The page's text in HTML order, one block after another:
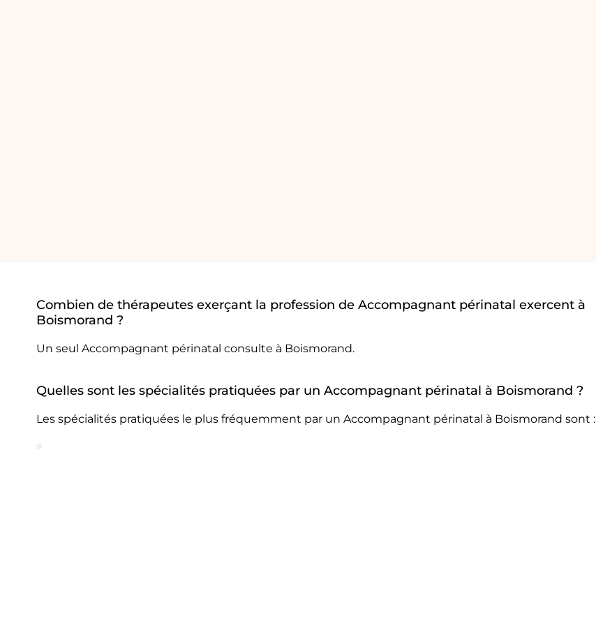
Combien de thérapeutes exerçant la profession de Accompagnant périnatal exercent à
Boismorand ?
Un seul Accompagnant périnatal consulte à Boismorand.
Quelles sont les spécialités pratiquées par un Accompagnant périnatal à Boismorand ?
Les spécialités pratiquées le plus fréquemment par un Accompagnant périnatal à Boismorand sont :